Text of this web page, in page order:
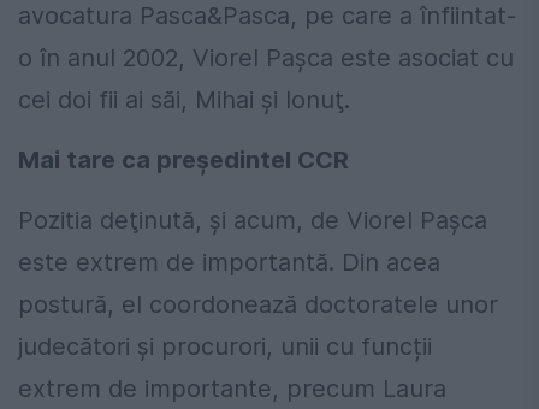
avocatura Pasca&Pasca, pe care a înfiintat-
o în anul 2002, Viorel Paşca este asociat cu
cei doi fii ai săi, Mihai şi Ionuţ.
Mai tare ca președintel CCR
Pozitia deţinută, şi acum, de Viorel Paşca
este extrem de importantă. Din acea
postură, el coordonează doctoratele unor
judecători şi procurori, unii cu funcții
extrem de importante, precum Laura